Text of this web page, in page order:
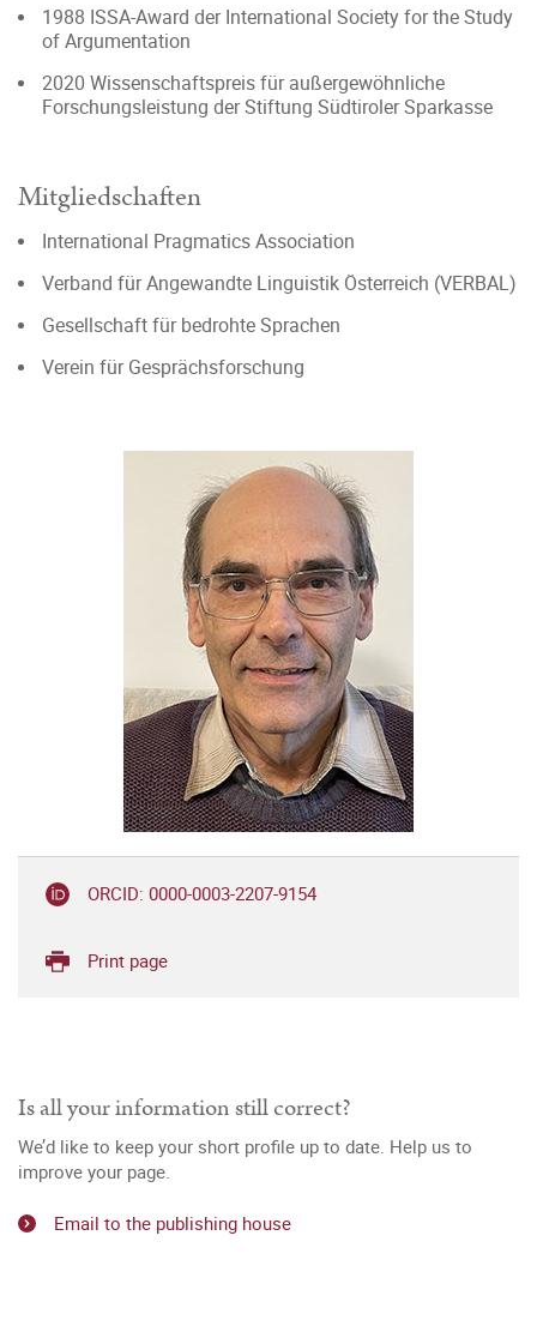
1988 ISSA-Award der International Society for the Study
of Argumentation
2020 Wissenschaftspreis für außergewöhnliche
Forschungsleistung der Stiftung Südtiroler Sparkasse
Mitgliedschaften
International Pragmatics Association
Verband für Angewandte Linguistik Österreich (VERBAL)
Gesellschaft für bedrohte Sprachen
Verein für Gesprächsforschung
ORCID: 0000-0003-2207-9154
Print page
Is all your information still correct?
We’d like to keep your short profile up to date. Help us to
improve your page.
Email to the publishing house